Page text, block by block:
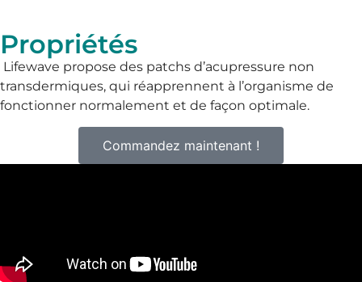
Propriétés
Lifewave propose des patchs d’acupressure non
transdermiques, qui réapprennent à l’organisme de
fonctionner normalement et de façon optimale.
Commandez maintenant !